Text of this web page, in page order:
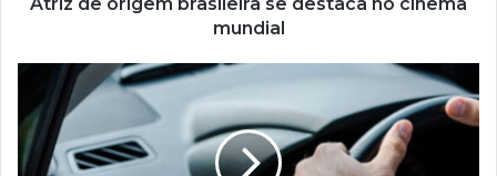
mundial
Escolha
pode
mudar
sua